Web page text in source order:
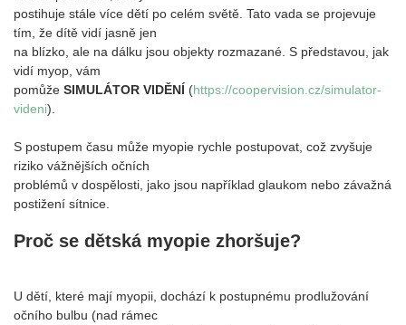
postihuje stále více dětí po celém světě. Tato vada se projevuje
tím, že dítě vidí jasně jen
na blízko, ale na dálku jsou objekty rozmazané. S představou, jak
vidí myop, vám
pomůže SIMULÁTOR VIDĚNÍ (https://coopervision.cz/simulator-
videni).
S postupem času může myopie rychle postupovat, což zvyšuje
riziko vážnějších očních
problémů v dospělosti, jako jsou například glaukom nebo závažná
postižení sítnice.
Proč se dětská myopie zhoršuje?
U dětí, které mají myopii, dochází k postupnému prodlužování
očního bulbu (nad rámec